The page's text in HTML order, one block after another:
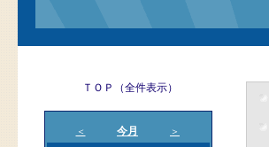
ＴＯＰ（全件表示）
＜ 今月 ＞